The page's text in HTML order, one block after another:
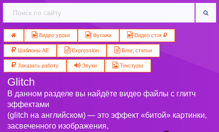
Видео уроки Футажи Видео сток
Шаблоны AE Expression Блог, статьи
Заказать работу Звуки Текстуры
Glitch
В данном разделе вы найдёте видео файлы с глитч
эффектами
(glitch на английском) — это эффект «битой» картинки,
засвеченного изображения,